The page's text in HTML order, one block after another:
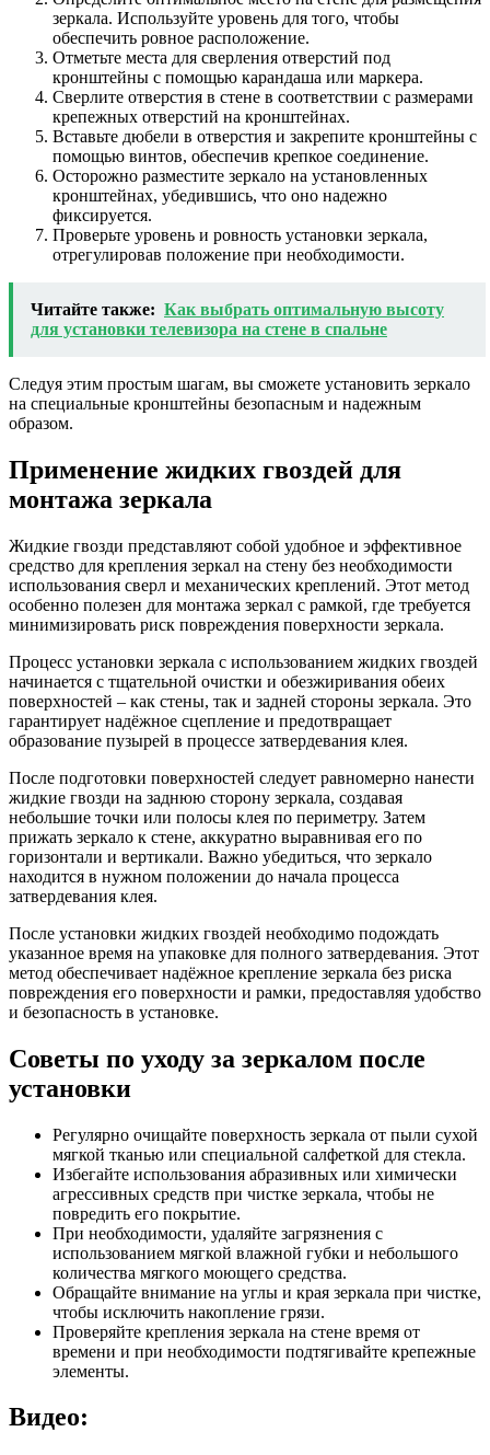
зеркала. Используйте уровень для того, чтобы
обеспечить ровное расположение.
Отметьте места для сверления отверстий под
кронштейны с помощью карандаша или маркера.
Сверлите отверстия в стене в соответствии с размерами
крепежных отверстий на кронштейнах.
Вставьте дюбели в отверстия и закрепите кронштейны с
помощью винтов, обеспечив крепкое соединение.
Осторожно разместите зеркало на установленных
кронштейнах, убедившись, что оно надежно
фиксируется.
Проверьте уровень и ровность установки зеркала,
отрегулировав положение при необходимости.
Читайте также: Как выбрать оптимальную высоту
для установки телевизора на стене в спальне
Следуя этим простым шагам, вы сможете установить зеркало
на специальные кронштейны безопасным и надежным
образом.
Применение жидких гвоздей для
монтажа зеркала
Жидкие гвозди представляют собой удобное и эффективное
средство для крепления зеркал на стену без необходимости
использования сверл и механических креплений. Этот метод
особенно полезен для монтажа зеркал с рамкой, где требуется
минимизировать риск повреждения поверхности зеркала.
Процесс установки зеркала с использованием жидких гвоздей
начинается с тщательной очистки и обезжиривания обеих
поверхностей – как стены, так и задней стороны зеркала. Это
гарантирует надёжное сцепление и предотвращает
образование пузырей в процессе затвердевания клея.
После подготовки поверхностей следует равномерно нанести
жидкие гвозди на заднюю сторону зеркала, создавая
небольшие точки или полосы клея по периметру. Затем
прижать зеркало к стене, аккуратно выравнивая его по
горизонтали и вертикали. Важно убедиться, что зеркало
находится в нужном положении до начала процесса
затвердевания клея.
После установки жидких гвоздей необходимо подождать
указанное время на упаковке для полного затвердевания. Этот
метод обеспечивает надёжное крепление зеркала без риска
повреждения его поверхности и рамки, предоставляя удобство
и безопасность в установке.
Советы по уходу за зеркалом после
установки
Регулярно очищайте поверхность зеркала от пыли сухой
мягкой тканью или специальной салфеткой для стекла.
Избегайте использования абразивных или химически
агрессивных средств при чистке зеркала, чтобы не
повредить его покрытие.
При необходимости, удаляйте загрязнения с
использованием мягкой влажной губки и небольшого
количества мягкого моющего средства.
Обращайте внимание на углы и края зеркала при чистке,
чтобы исключить накопление грязи.
Проверяйте крепления зеркала на стене время от
времени и при необходимости подтягивайте крепежные
элементы.
Видео: